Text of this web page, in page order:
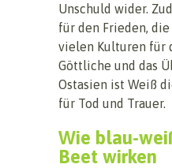
Unschuld wider.
für den Frieden,
vielen Kulturen für
Göttliche und das
Ostasien ist Weiß
für Tod und Trauer.
Wie blau-
Beet wirken